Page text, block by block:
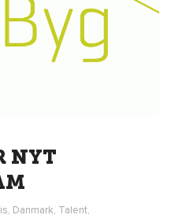
NYT
, Danmark, Talent,